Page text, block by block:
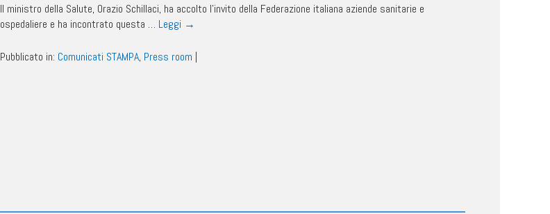
Il ministro della Salute, Orazio Schillaci, ha accolto l’invito della Federazione italiana aziende sanitarie e
ospedaliere e ha incontrato questa … Leggi →
Pubblicato in: Comunicati STAMPA, Press room |